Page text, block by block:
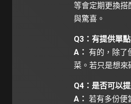
等會定期更換搭
與驚喜。
Q3：有提供單
A： 有的，除了
菜。若只是想來
Q4：是否可以
A： 若有多份便